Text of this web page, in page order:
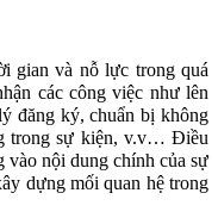
gian và nỗ lực trong quá
các công việc như lên
đăng ký, chuẩn bị không
trong sự kiện, v.v… Điều
vào nội dung chính của sự
dựng mối quan hệ trong